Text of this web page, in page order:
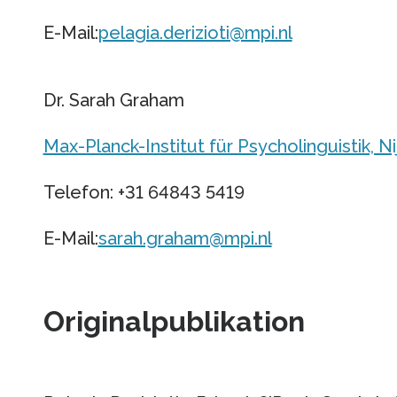
E-Mail:pelagia.derizioti@mpi.nl
Dr. Sarah Graham
Max-Planck-Institut für Psycholinguistik,
Telefon: +31 64843 5419
E-Mail:sarah.graham@mpi.nl
Originalpublikation